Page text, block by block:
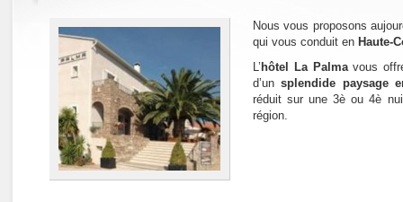
Nous vous proposons
qui vous conduit en Haute-
L’ hôtel La Palmavous
d’unsplendide paysage
réduit sur une 3è ou 4è
région.